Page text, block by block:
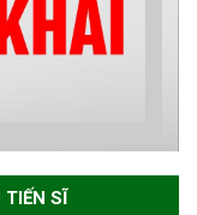
cho các thí sinh
cứu sinh đợt 1
sách thí sinh
dự tuyển Chương
tiến sĩ chuyên
TIẾN SĨ